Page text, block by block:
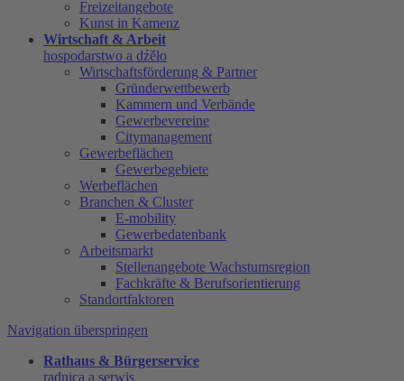
Freizeitangebote
Kunst in Kamenz
Wirtschaft & Arbeit
hospodarstwo a dźěło
Wirtschaftsförderung & Partner
Gründerwettbewerb
Kammern und Verbände
Gewerbevereine
Citymanagement
Gewerbeflächen
Gewerbegebiete
Werbeflächen
Branchen & Cluster
E-mobility
Gewerbedatenbank
Arbeitsmarkt
Stellenangebote Wachstumsregion
Fachkräfte & Berufsorientierung
Standortfaktoren
Navigation überspringen
Rathaus & Bürgerservice
radnica a serwis